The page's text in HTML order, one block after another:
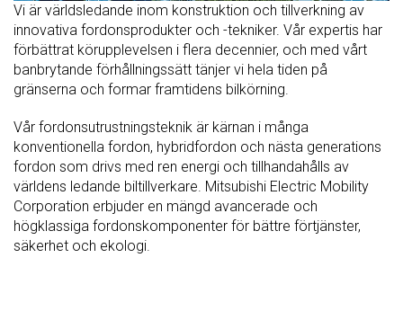
Vi är världsledande inom konstruktion och tillverkning av
innovativa fordonsprodukter och -tekniker. Vår expertis har
förbättrat körupplevelsen i flera decennier, och med vårt
banbrytande förhållningssätt tänjer vi hela tiden på
gränserna och formar framtidens bilkörning.
Vår fordonsutrustningsteknik är kärnan i många
konventionella fordon, hybridfordon och nästa generations
fordon som drivs med ren energi och tillhandahålls av
världens ledande biltillverkare. Mitsubishi Electric Mobility
Corporation erbjuder en mängd avancerade och
högklassiga fordonskomponenter för bättre förtjänster,
säkerhet och ekologi.